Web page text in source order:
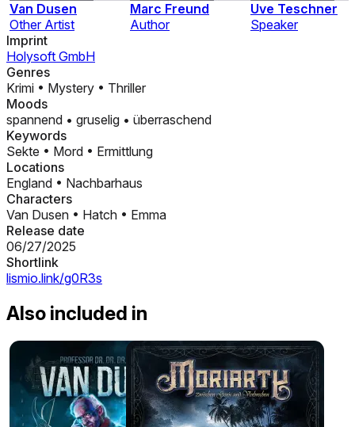
Van Dusen
Other Artist
Marc Freund
Author
Uve Teschner
Speaker
Imprint
Holysoft GmbH
Genres
Krimi • Mystery • Thriller
Moods
spannend • gruselig • überraschend
Keywords
Sekte • Mord • Ermittlung
Locations
England • Nachbarhaus
Characters
Van Dusen • Hatch • Emma
Release date
06/27/2025
Shortlink
lismio.link/g0R3s
Also included in